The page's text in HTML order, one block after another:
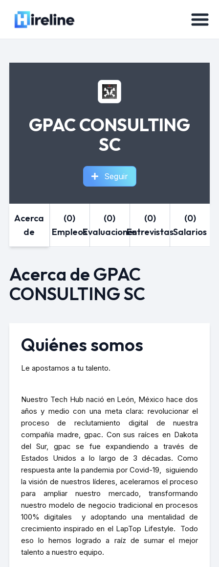
GPAC CONSULTING
SC
Seguir
Acerca
de
(0)
Empleos
(0)
Evaluaciones
(0)
Entrevistas
(0)
Salarios
Acerca de GPAC
CONSULTING SC
Quiénes somos
Le apostamos a tu talento.
Nuestro Tech Hub nació en León, México hace dos
años y medio con una meta clara: revolucionar el
proceso de reclutamiento digital de nuestra
compañía madre, gpac. Con sus raíces en Dakota
del Sur, gpac se fue expandiendo a través de
Estados Unidos a lo largo de 3 décadas. Como
respuesta ante la pandemia por Covid-19, siguiendo
la visión de nuestros líderes, aceleramos el proceso
para ampliar nuestro mercado, transformando
nuestro modelo de negocio tradicional en procesos
100% digitales y adoptando una mentalidad de
crecimiento inspirado en el LapTop Lifestyle. Todo
eso lo hemos logrado a raíz de sumar el mejor
talento a nuestro equipo.